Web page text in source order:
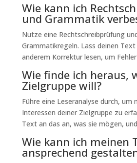
Wie kann ich
und Grammatik
Nutze eine Rechtschreibprüfung
Grammatikregeln. Lass deinen
anderem Korrektur lesen, um
Wie finde ich heraus,
Zielgruppe will?
Führe eine Leseranalyse durch, um
Interessen deiner Zielgruppe zu
Text an das an, was sie mögen,
Wie kann ich meinen
ansprechend